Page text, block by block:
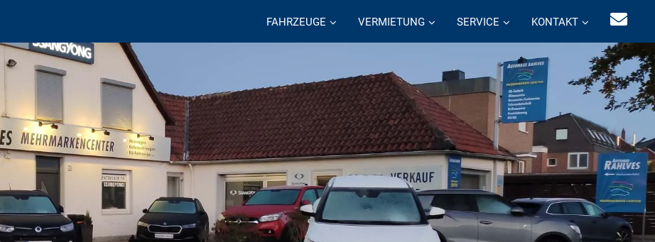
FAHRZEUGE VERMIETUNG SERVICE KONTAKT